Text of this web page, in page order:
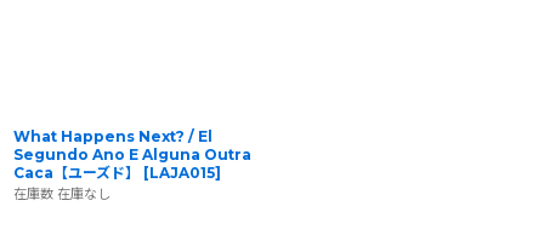
What Happens Next? / El
Segundo Ano E Alguna Outra
Caca【ユーズド】
[LAJA015]
在庫数 在庫なし